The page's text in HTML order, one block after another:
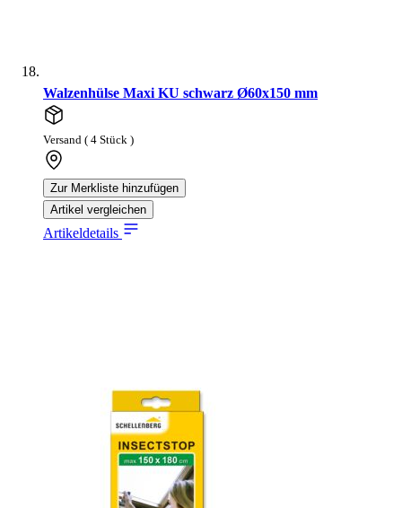
Walzenhülse Maxi KU schwarz Ø60x150 mm
Versand ( 4 Stück )
Zur Merkliste hinzufügen
Artikel vergleichen
Artikeldetails